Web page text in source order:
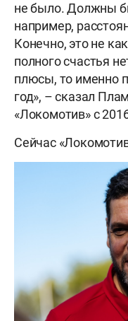
не было. Должны
например,
Конечно, это не
полного счастья
плюсы, то именно
год», – сказал
«Локомотив» с
Сейчас